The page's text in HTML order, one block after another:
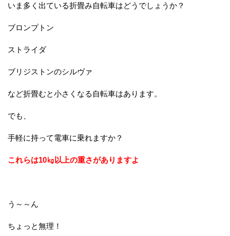
いま多く出ている折畳み自転車はどうでしょうか？
ブロンプトン
ストライダ
ブリジストンのシルヴァ
など折畳むと小さくなる自転車はあります。
でも、
手軽に持って電車に乗れますか？
これらは10㎏以上の重さがありますよ
う～～ん
ちょっと無理！